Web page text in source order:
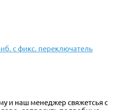
с фикс. переключатель
и наш менеджер свяжетсья с